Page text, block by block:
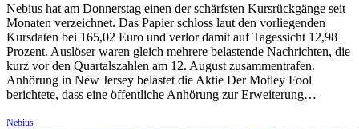
Nebius hat am Donnerstag einen der schärfsten Kursrückgänge seit
Monaten verzeichnet. Das Papier schloss laut den vorliegenden
Kursdaten bei 165,02 Euro und verlor damit auf Tagessicht 12,98
Prozent. Auslöser waren gleich mehrere belastende Nachrichten, die
kurz vor den Quartalszahlen am 12. August zusammentrafen.
Anhörung in New Jersey belastet die Aktie Der Motley Fool
berichtete, dass eine öffentliche Anhörung zur Erweiterung…
Nebius